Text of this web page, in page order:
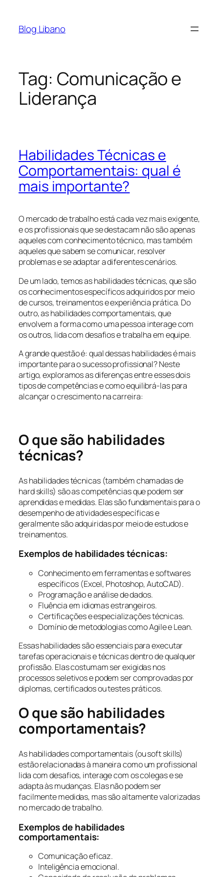
Blog Libano
Tag: Comunicação e
Liderança
Habilidades Técnicas e
Comportamentais: qual é
mais importante?
O mercado de trabalho está cada vez mais exigente,
e os profissionais que se destacam não são apenas
aqueles com conhecimento técnico, mas também
aqueles que sabem se comunicar, resolver
problemas e se adaptar a diferentes cenários.
De um lado, temos as habilidades técnicas, que são
os conhecimentos específicos adquiridos por meio
de cursos, treinamentos e experiência prática. Do
outro, as habilidades comportamentais, que
envolvem a forma como uma pessoa interage com
os outros, lida com desafios e trabalha em equipe.
A grande questão é: qual dessas habilidades é mais
importante para o sucesso profissional? Neste
artigo, exploramos as diferenças entre esses dois
tipos de competências e como equilibrá-las para
alcançar o crescimento na carreira:
O que são habilidades
técnicas?
As habilidades técnicas (também chamadas de
hard skills) são as competências que podem ser
aprendidas e medidas. Elas são fundamentais para o
desempenho de atividades específicas e
geralmente são adquiridas por meio de estudos e
treinamentos.
Exemplos de habilidades técnicas:
Conhecimento em ferramentas e softwares
específicos (Excel, Photoshop, AutoCAD).
Programação e análise de dados.
Fluência em idiomas estrangeiros.
Certificações e especializações técnicas.
Domínio de metodologias como Agile e Lean.
Essas habilidades são essenciais para executar
tarefas operacionais e técnicas dentro de qualquer
profissão. Elas costumam ser exigidas nos
processos seletivos e podem ser comprovadas por
diplomas, certificados ou testes práticos.
O que são habilidades
comportamentais?
As habilidades comportamentais (ou soft skills)
estão relacionadas à maneira como um profissional
lida com desafios, interage com os colegas e se
adapta às mudanças. Elas não podem ser
facilmente medidas, mas são altamente valorizadas
no mercado de trabalho.
Exemplos de habilidades
comportamentais:
Comunicação eficaz.
Inteligência emocional.